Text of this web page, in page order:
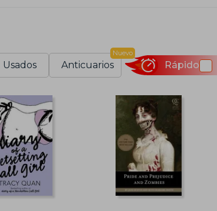
Usados Anticuarios
Nuevo
Rápido